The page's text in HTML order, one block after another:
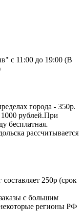
с 11:00 до 19:00 (В
города - 350р.
1000 рублей.При
бесплатная.
рассчитывается
250р (срок
с большим
регионы РФ